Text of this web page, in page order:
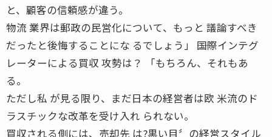
と、顧客の信頼感が違う。
物流 業界は郵政の民営化について、もっと 議論すべき
だったと後悔することにな るでしょう」 ――国際インテグ
レーターによる買収 攻勢は？ 「もちろん、それもあ
る。
ただし私 が見る限り、まだ日本の経営者は欧 米流のド
ラスチックな改革を受け入れ られない。
買収される側には、売却先 は?黒い目〞の経営スタイル